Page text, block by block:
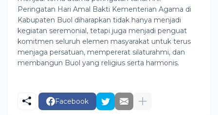
Peringatan Hari Amal Bakti Kementerian Agama di
Kabupaten Buol diharapkan tidak hanya menjadi
kegiatan seremonial, tetapi juga menjadi penguat
komitmen seluruh elemen masyarakat untuk terus
menjaga persatuan, mempererat silaturahmi, dan
membangun Buol yang religius serta harmonis.
Facebook